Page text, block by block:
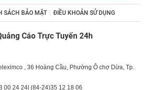
SÁCH BẢO MẬT ĐIỀU KHOẢN SỬ DỤNG
Cáo Trực Tuyến 24h
, 36 Hoàng Cầu, Phường Ô chợ Dừa, Tp.
00 24 24| (84-24)35 12 18 06